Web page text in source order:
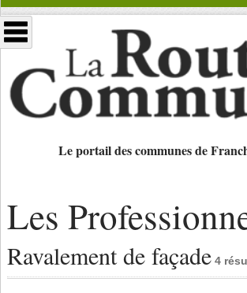
Le portail des communes de
Les
Ravalement de façade 4